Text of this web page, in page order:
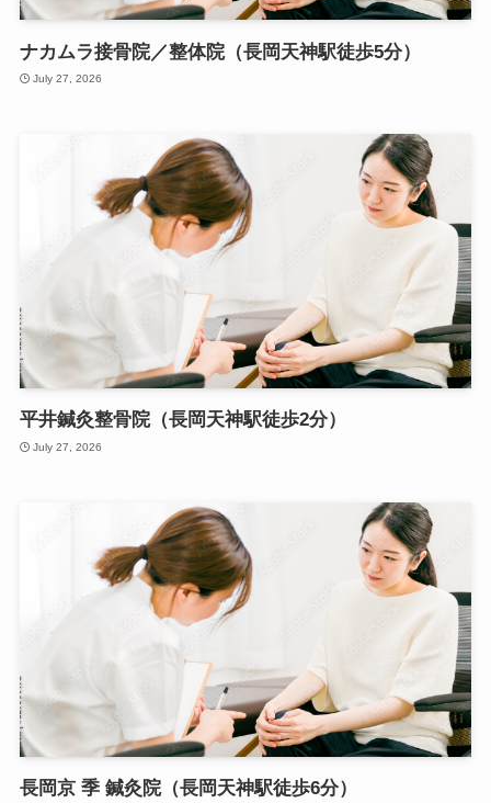
ナカムラ接骨院／整体院（長岡天神駅徒歩5分）
July 27, 2026
平井鍼灸整骨院（長岡天神駅徒歩2分）
July 27, 2026
長岡京 季 鍼灸院（長岡天神駅徒歩6分）